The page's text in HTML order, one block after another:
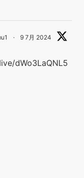
· 9 7月 2024
dWo3LaQNL5